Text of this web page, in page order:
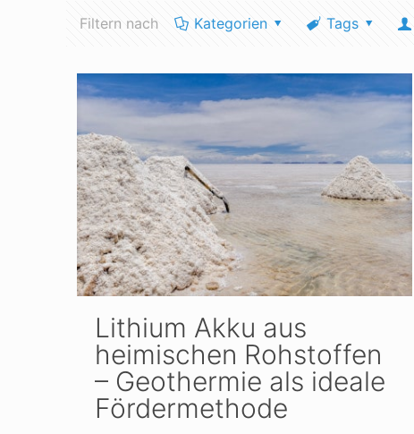
Filtern nach Kategorien Tags
Lithium Akku aus
heimischen Rohstoffen
– Geothermie als ideale
Fördermethode